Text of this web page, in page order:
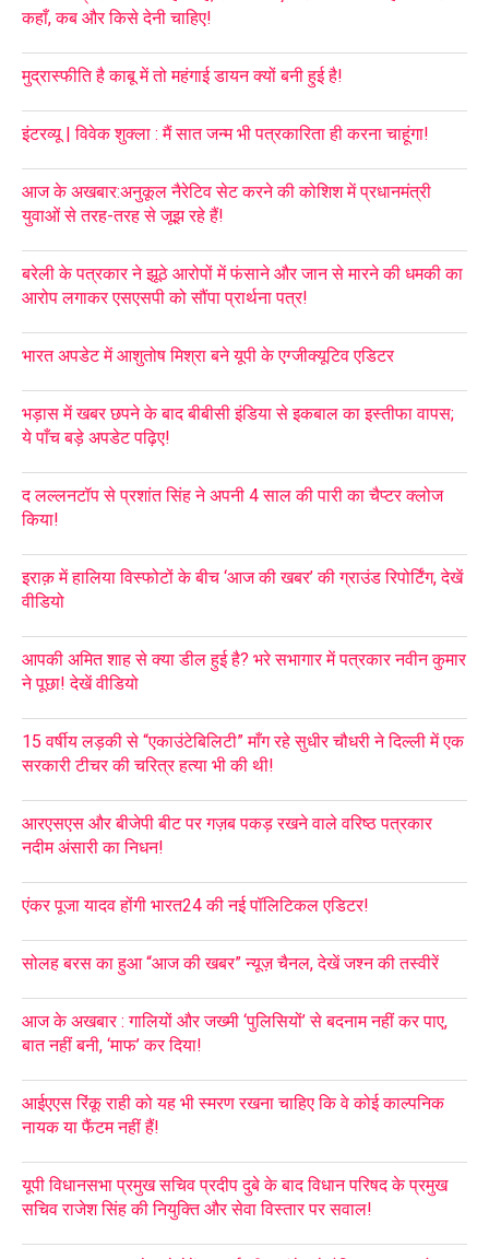
कहाँ, कब और किसे देनी चाहिए!
मुद्रास्फीति है काबू में तो महंगाई डायन क्यों बनी हुई है!
इंटरव्यू | विवेक शुक्ला : मैं सात जन्म भी पत्रकारिता ही करना चाहूंगा!
आज के अखबार:अनुकूल नैरेटिव सेट करने की कोशिश में प्रधानमंत्री
युवाओं से तरह-तरह से जूझ रहे हैं!
बरेली के पत्रकार ने झूठे आरोपों में फंसाने और जान से मारने की धमकी का
आरोप लगाकर एसएसपी को सौंपा प्रार्थना पत्र!
भारत अपडेट में आशुतोष मिश्रा बने यूपी के एग्जीक्यूटिव एडिटर
भड़ास में खबर छपने के बाद बीबीसी इंडिया से इकबाल का इस्तीफा वापस;
ये पाँच बड़े अपडेट पढ़िए!
द लल्लनटॉप से प्रशांत सिंह ने अपनी 4 साल की पारी का चैप्टर क्लोज
किया!
इराक़ में हालिया विस्फोटों के बीच ‘आज की खबर’ की ग्राउंड रिपोर्टिंग, देखें
वीडियो
आपकी अमित शाह से क्या डील हुई है? भरे सभागार में पत्रकार नवीन कुमार
ने पूछा! देखें वीडियो
15 वर्षीय लड़की से “एकाउंटेबिलिटी” माँग रहे सुधीर चौधरी ने दिल्ली में एक
सरकारी टीचर की चरित्र हत्या भी की थी!
आरएसएस और बीजेपी बीट पर गज़ब पकड़ रखने वाले वरिष्ठ पत्रकार
नदीम अंसारी का निधन!
एंकर पूजा यादव होंगी भारत24 की नई पॉलिटिकल एडिटर!
सोलह बरस का हुआ “आज की खबर” न्यूज़ चैनल, देखें जश्न की तस्वीरें
आज के अखबार : गालियों और जख्मी ‘पुलिसियों’ से बदनाम नहीं कर पाए,
बात नहीं बनी, ‘माफ’ कर दिया!
आईएएस रिंकू राही को यह भी स्मरण रखना चाहिए कि वे कोई काल्पनिक
नायक या फैंटम नहीं हैं!
यूपी विधानसभा प्रमुख सचिव प्रदीप दुबे के बाद विधान परिषद के प्रमुख
सचिव राजेश सिंह की नियुक्ति और सेवा विस्तार पर सवाल!